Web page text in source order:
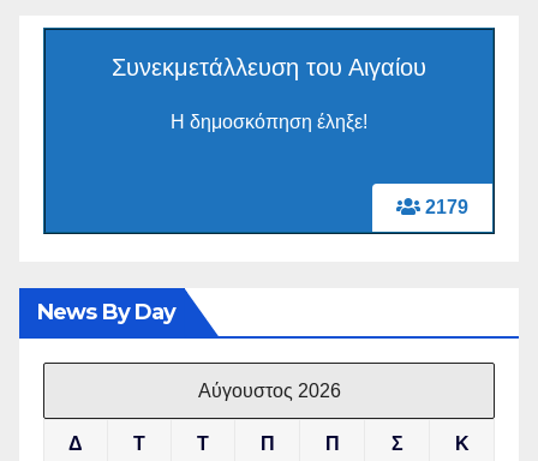
2179
Συνεκμετάλλευση του Αιγαίου
Η δημοσκόπηση έληξε!
News By Day
Αύγουστος 2026
Δ Τ Τ Π Π Σ Κ